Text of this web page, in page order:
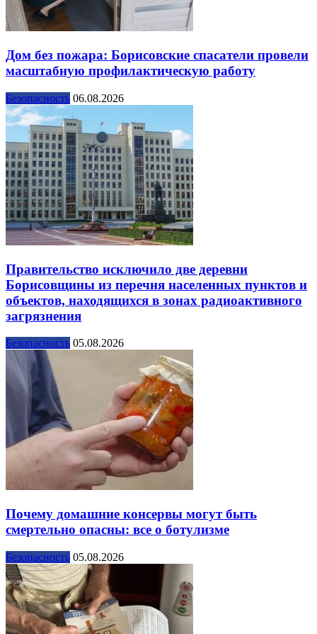
Дом без пожара: Борисовские спасатели провели
масштабную профилактическую работу
Безопасность 06.08.2026
Правительство исключило две деревни
Борисовщины из перечня населенных пунктов и
объектов, находящихся в зонах радиоактивного
загрязнения
Безопасность 05.08.2026
Почему домашние консервы могут быть
смертельно опасны: все о ботулизме
Безопасность 05.08.2026